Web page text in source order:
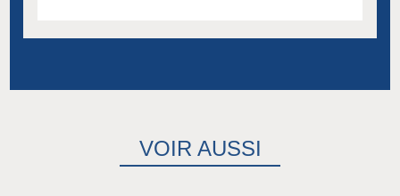
VOIR AUSSI